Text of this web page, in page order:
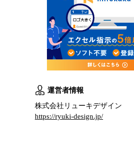
運営者情報
株式会社リューキデザイン
https://ryuki-design.jp/